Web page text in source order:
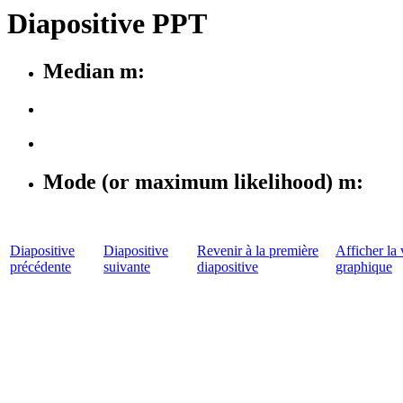
Diapositive PPT
Median m:
Mode (or maximum likelihood) m:
Diapositive
précédente
Diapositive
suivante
Revenir à la première
diapositive
Afficher la
graphique